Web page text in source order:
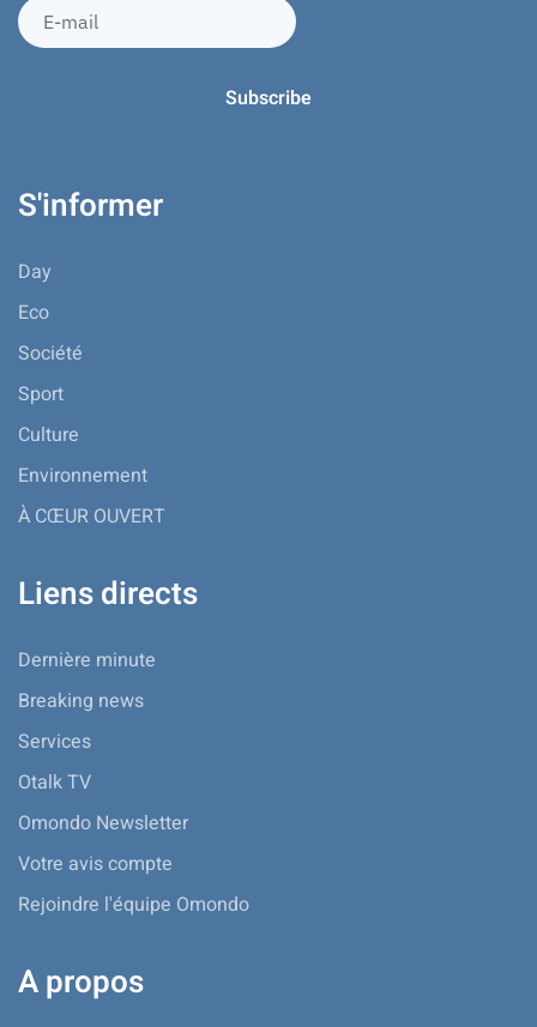
S'informer
Day
Eco
Société
Sport
Culture
Environnement
À CŒUR OUVERT
Liens directs
Dernière minute
Breaking news
Services
Otalk TV
Omondo Newsletter
Votre avis compte
Rejoindre l'équipe Omondo
A propos